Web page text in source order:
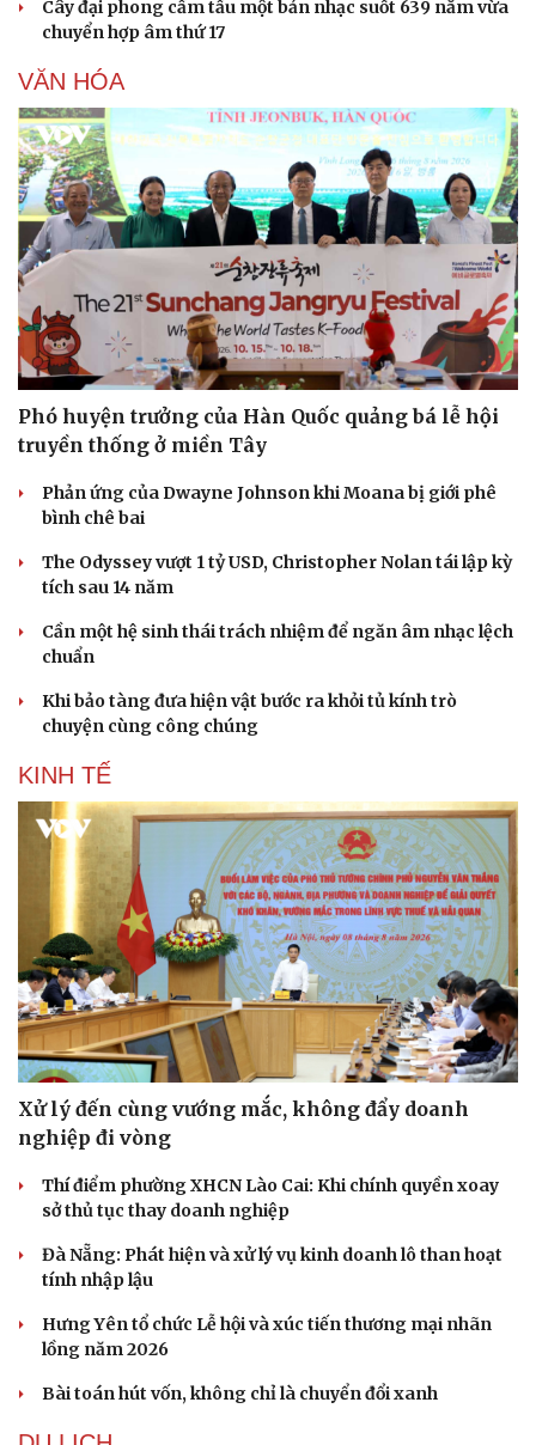
Dinh dưỡng - món ngon
Cây thuốc
Nhi khoa
Nam khoa
Làm đẹp - giảm cân
Phòng mạch online
Ăn sạch sống khỏe
Nhà đẹp
Cây đại phong cầm tấu một bản nhạc suốt 639 năm vừa
chuyển hợp âm thứ 17
VĂN HÓA
Phó huyện trưởng của Hàn Quốc quảng bá lễ hội
truyền thống ở miền Tây
Phản ứng của Dwayne Johnson khi Moana bị giới phê
bình chê bai
The Odyssey vượt 1 tỷ USD, Christopher Nolan tái lập kỳ
tích sau 14 năm
Cần một hệ sinh thái trách nhiệm để ngăn âm nhạc lệch
chuẩn
Khi bảo tàng đưa hiện vật bước ra khỏi tủ kính trò
chuyện cùng công chúng
KINH TẾ
Xử lý đến cùng vướng mắc, không đẩy doanh
nghiệp đi vòng
Thí điểm phường XHCN Lào Cai: Khi chính quyền xoay
sở thủ tục thay doanh nghiệp
Đà Nẵng: Phát hiện và xử lý vụ kinh doanh lô than hoạt
tính nhập lậu
Hưng Yên tổ chức Lễ hội và xúc tiến thương mại nhãn
lồng năm 2026
Bài toán hút vốn, không chỉ là chuyển đổi xanh